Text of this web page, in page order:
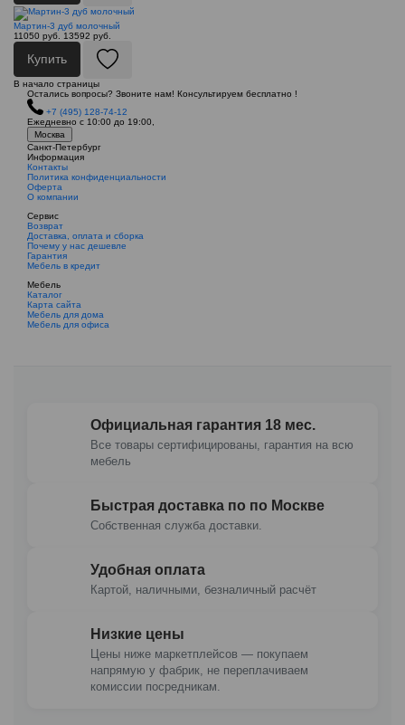
Мартин-3 дуб молочный
11050 руб.
13592 руб.
Купить
В начало страницы
Остались вопросы? Звоните нам! Консультируем бесплатно !
+7 (495) 128-74-12
Ежедневно с 10:00 до 19:00,
Москва
Санкт-Петербург
Информация
Контакты
Политика конфиденциальности
Оферта
О компании
Сервис
Возврат
Доставка, оплата и сборка
Почему у нас дешевле
Гарантия
Мебель в кредит
Мебель
Каталог
Карта сайта
Мебель для дома
Мебель для офиса
Официальная гарантия 18 мес.
Все товары сертифицированы, гарантия на всю
мебель
Быстрая доставка по по Москве
Собственная служба доставки.
Удобная оплата
Картой, наличными, безналичный расчёт
Низкие цены
Цены ниже маркетплейсов — покупаем
напрямую у фабрик, не переплачиваем
комиссии посредникам.